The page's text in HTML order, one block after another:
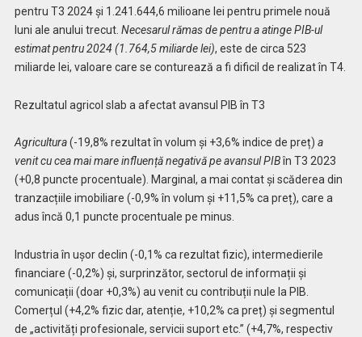
pentru T3 2024 și 1.241.644,6 milioane lei pentru primele nouă
luni ale anului trecut. Necesarul rămas de pentru a atinge PIB-ul
estimat pentru 2024 (1.764,5 miliarde lei), este de circa 523
miliarde lei, valoare care se conturează a fi dificil de realizat în T4.
Rezultatul agricol slab a afectat avansul PIB în T3
Agricultura(-19,8% rezultat în volum și +3,6% indice de preț) a
venit cu cea mai mare influență negativă pe avansul PIBîn T3 2023
(+0,8 puncte procentuale). Marginal, a mai contat și scăderea din
tranzacțiile imobiliare (-0,9% în volum și +11,5% ca preț), care a
adus încă 0,1 puncte procentuale pe minus.
Industria în ușor declin (-0,1% ca rezultat fizic), intermedierile
financiare (-0,2%) și, surprinzător, sectorul de informații și
comunicații (doar +0,3%) au venit cu contribuții nule la PIB.
Comerțul (+4,2% fizic dar, atenție, +10,2% ca preț) și segmentul
de „activități profesionale, servicii suport etc.” (+4,7%, respectiv